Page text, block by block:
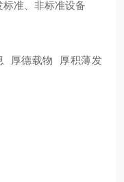
准、非标准设备
厚德载物 厚积薄发